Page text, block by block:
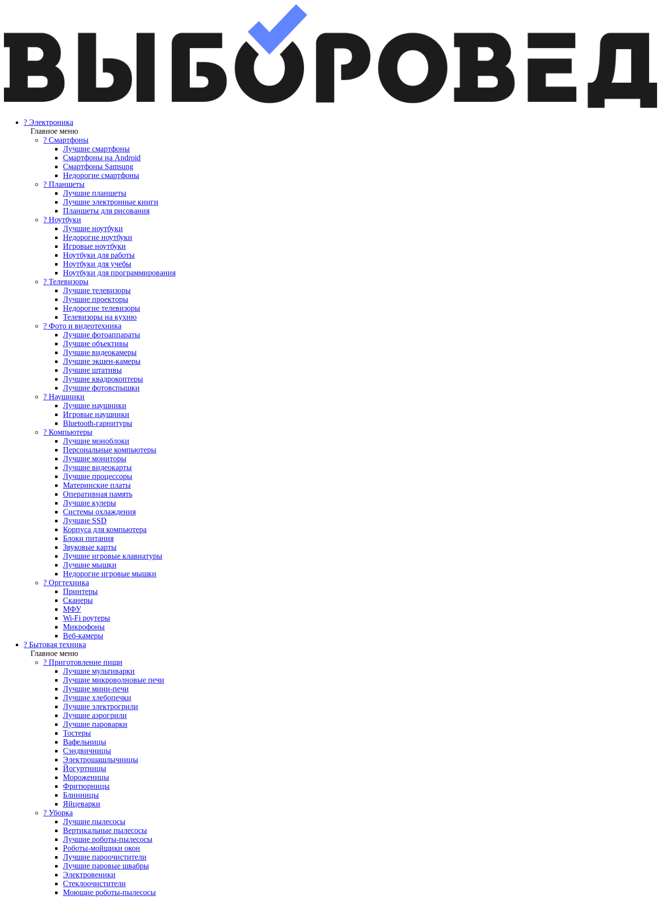
? Электроника
Главное меню
? Смартфоны
Лучшие смартфоны
Смартфоны на Android
Смартфоны Samsung
Недорогие смартфоны
? Планшеты
Лучшие планшеты
Лучшие электронные книги
Планшеты для рисования
? Ноутбуки
Лучшие ноутбуки
Недорогие ноутбуки
Игровые ноутбуки
Ноутбуки для работы
Ноутбуки для учебы
Ноутбуки для программирования
? Телевизоры
Лучшие телевизоры
Лучшие проекторы
Недорогие телевизоры
Телевизоры на кухню
? Фото и видеотехника
Лучшие фотоаппараты
Лучшие объективы
Лучшие видеокамеры
Лучшие экшен-камеры
Лучшие штативы
Лучшие квадрокоптеры
Лучшие фотовспышки
? Наушники
Лучшие наушники
Игровые наушники
Bluetooth-гарнитуры
?️ Компьютеры
Лучшие моноблоки
Персональные компьютеры
Лучшие мониторы
Лучшие видеокарты
Лучшие процессоры
Материнские платы
Оперативная память
Лучшие кулеры
Системы охлаждения
Лучшие SSD
Корпуса для компьютера
Блоки питания
Звуковые карты
Лучшие игровые клавиатуры
Лучшие мышки
Недорогие игровые мышки
?️ Оргтехника
Принтеры
Сканеры
МФУ
Wi-Fi роутеры
Микрофоны
Веб-камеры
? Бытовая техника
Главное меню
? Приготовление пищи
Лучшие мультиварки
Лучшие микроволновые печи
Лучшие мини-печи
Лучшие хлебопечки
Лучшие электрогрили
Лучшие аэрогрили
Лучшие пароварки
Тостеры
Вафельницы
Сэндвичницы
Электрошашлычницы
Йогуртницы
Мороженицы
Фритюрницы
Блинницы
Яйцеварки
? Уборка
Лучшие пылесосы
Вертикальные пылесосы
Лучшие роботы-пылесосы
Роботы-мойщики окон
Лучшие пароочистители
Лучшие паровые швабры
Электровеники
Стеклоочистители
Моющие роботы-пылесосы